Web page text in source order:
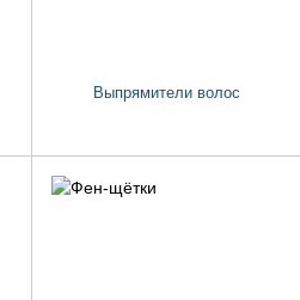
Выпрямители волос